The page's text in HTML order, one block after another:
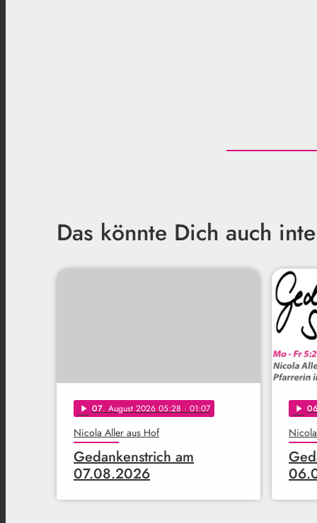
Das könnte Dich auch
play_arrow 07. August 2026 05:28 · 01:07
Nicola Aller aus Hof
Gedankenstrich am
07.08.2026
play_arrow 06